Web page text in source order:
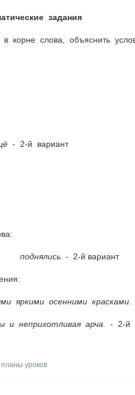
задания
корне слова, объяснить
- 2-й вариант
поднялись - 2-й вариант
яркими осенними красками
неприхотливая арча. - 2-й
уроков